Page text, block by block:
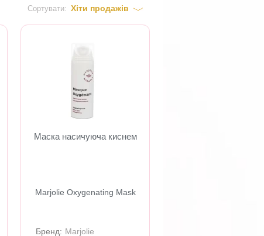
Сортувати: Хіти продажів
Маска насичуюча киснем
Marjolie Oxygenating Mask
Бренд: Marjolie